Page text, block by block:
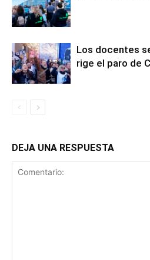
Los docentes
rige el paro de
DEJA UNA RESPUESTA